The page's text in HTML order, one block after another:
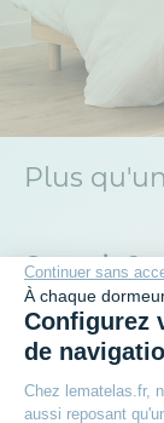
Continuer sans
À chaque
Configurez
de
Chez lematelas.fr,
aussi reposant
Plus
Garantie 2
Reprise de
Paiement